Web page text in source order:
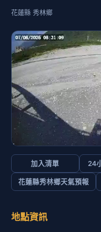
花蓮縣 秀林鄉
加入清單 24
花蓮縣秀林鄉天氣預報
地點資訊